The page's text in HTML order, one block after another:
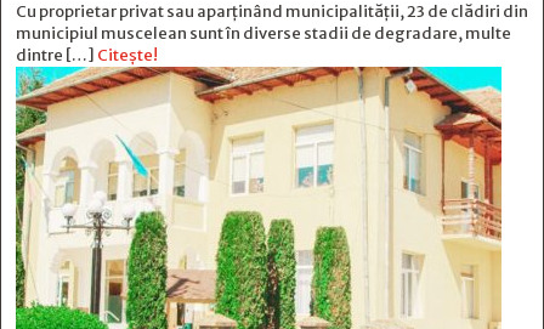
Cu proprietar privat sau aparținând municipalității, 23 de clădiri din
municipiul muscelean sunt în diverse stadii de degradare, multe
dintre […] Citește!